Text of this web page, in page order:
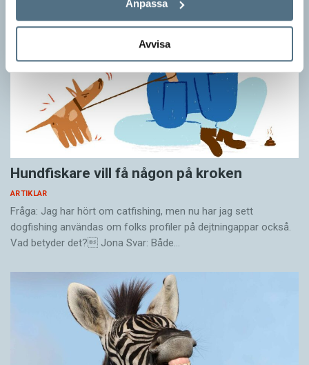
Anpassa
Avvisa
Hundfiskare vill få någon på kroken
ARTIKLAR
Fråga: Jag har hört om catfishing, men nu har jag sett
dogfishing användas om folks profiler på dejtningappar också.
Vad betyder det? Jona Svar: Både…